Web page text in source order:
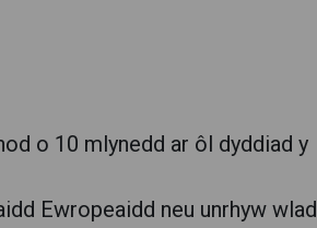
o 10 mlynedd ar ôl dyddiad y
Ewropeaidd neu unrhyw wlad